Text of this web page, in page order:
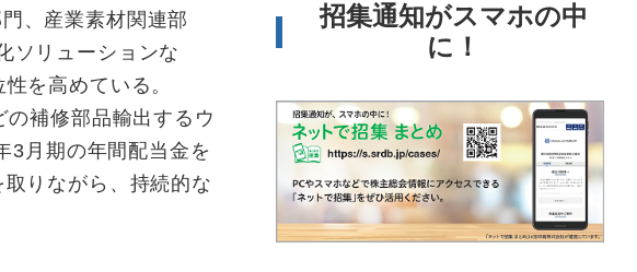
、産業素材関連部
ソリューションな
を高めている。
補修部品輸出するウ
3月期の年間配当金を
りながら、持続的な
招集通知がスマホの中
に！